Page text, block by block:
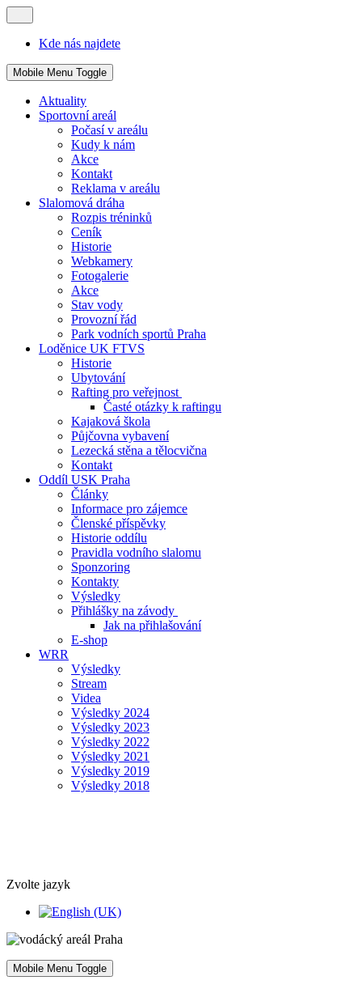
Kde nás najdete
Mobile Menu Toggle
Aktuality
Sportovní areál
Počasí v areálu
Kudy k nám
Akce
Kontakt
Reklama v areálu
Slalomová dráha
Rozpis tréninků
Ceník
Historie
Webkamery
Fotogalerie
Akce
Stav vody
Provozní řád
Park vodních sportů Praha
Loděnice UK FTVS
Historie
Ubytování
Rafting pro veřejnost
Časté otázky k raftingu
Kajaková škola
Půjčovna vybavení
Lezecká stěna a tělocvična
Kontakt
Oddíl USK Praha
Články
Informace pro zájemce
Členské příspěvky
Historie oddílu
Pravidla vodního slalomu
Sponzoring
Kontakty
Výsledky
Přihlášky na závody
Jak na přihlašování
E-shop
WRR
Výsledky
Stream
Videa
Výsledky 2024
Výsledky 2023
Výsledky 2022
Výsledky 2021
Výsledky 2019
Výsledky 2018
Zvolte jazyk
Mobile Menu Toggle